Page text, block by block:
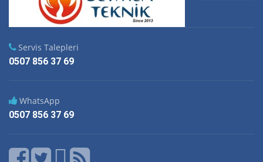
Servis Talepleri
0507 856 37 69
WhatsApp
0507 856 37 69